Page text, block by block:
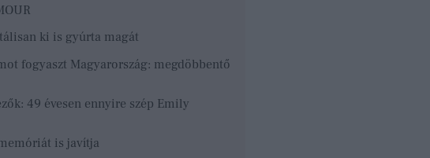
ki is gyúrta magát
fogyaszt Magyarország: megdöbbentő
49 évesen ennyire szép Emily
is javítja